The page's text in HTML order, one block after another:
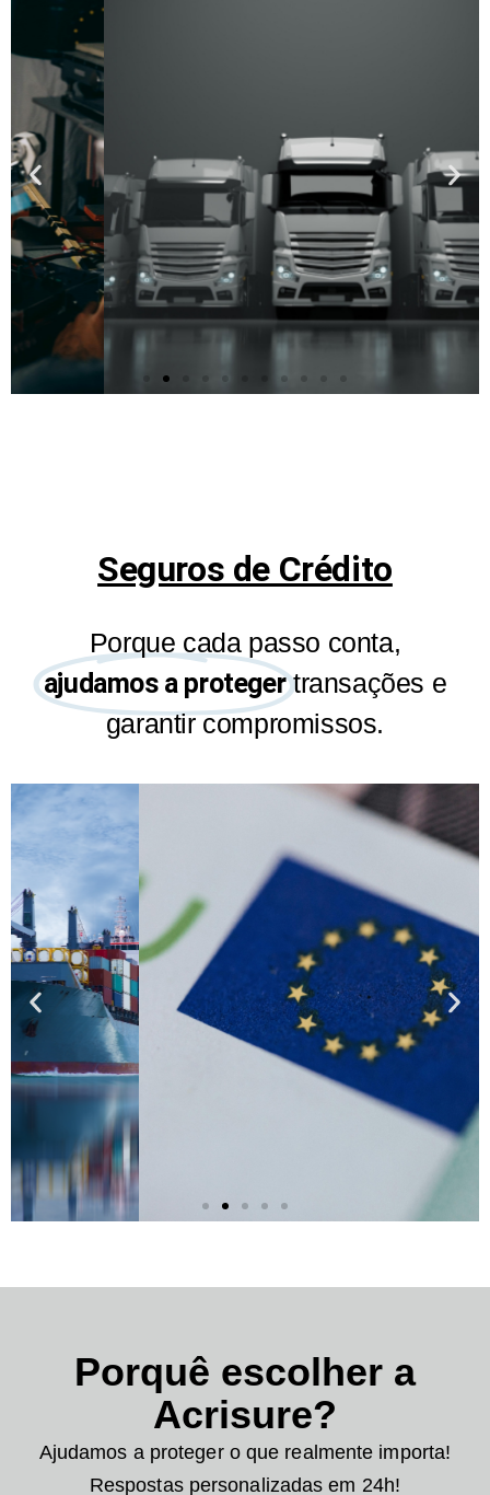
Saiba mais
Seguros de Crédito
Porque cada passo conta,
ajudamos a proteger transações e
garantir compromissos.
Seguro Caução
Cauções diversas. O bom
cumprimento de outras
obrigações assumidas perante
Porquê escolher a
Acrisure?
Ajudamos a proteger o que realmente importa!
Respostas personalizadas em 24h!